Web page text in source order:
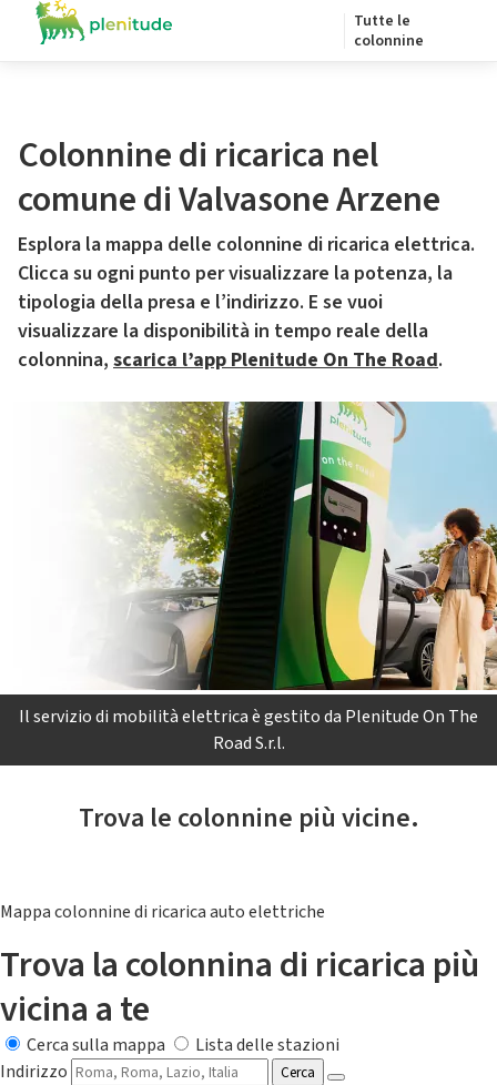
Tutte le
colonnine
Colonnine di ricarica nel
comune di Valvasone Arzene
Esplora la mappa delle colonnine di ricarica elettrica.
Clicca su ogni punto per visualizzare la potenza, la
tipologia della presa e l’indirizzo. E se vuoi
visualizzare la disponibilità in tempo reale della
colonnina, scarica l’app Plenitude On The Road.
Il servizio di mobilità elettrica è gestito da Plenitude On The
Road S.r.l.
Trova le colonnine più vicine.
Mappa colonnine di ricarica auto elettriche
Trova la colonnina di ricarica più
vicina a te
Cerca sulla mappa
Lista delle stazioni
Indirizzo
Cerca